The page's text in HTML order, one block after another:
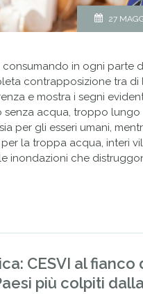
27
consumando in ogni parte
contrapposizione tra di
e mostra i segni
acqua, troppo lungo
per gli esseri umani,
la troppa acqua, interi
inondazioni che
CESVI al fianco
più colpiti